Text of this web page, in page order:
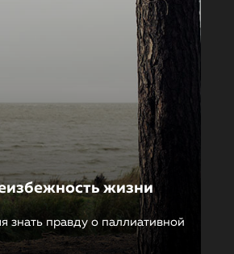
жизни
знать правду о паллиативной